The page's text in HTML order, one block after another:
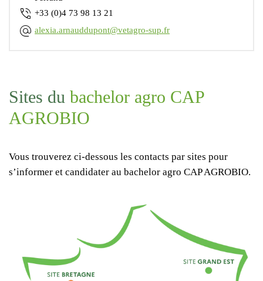
+33 (0)4 73 98 13 21
alexia.arnauddupont@vetagro-sup.fr
Sites du bachelor agro CAP
AGROBIO
Vous trouverez ci-dessous les contacts par sites pour
s’informer et candidater au bachelor agro CAP AGROBIO.